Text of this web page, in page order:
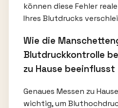
können diese Fehler
Ihres Blutdrucks
Wie die
Blutdruckkontrolle
zu Hause beeinflusst
Genaues Messen zu
wichtig, um